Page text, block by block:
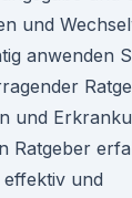
und
anwenden
und
Ratgeber
effektiv und